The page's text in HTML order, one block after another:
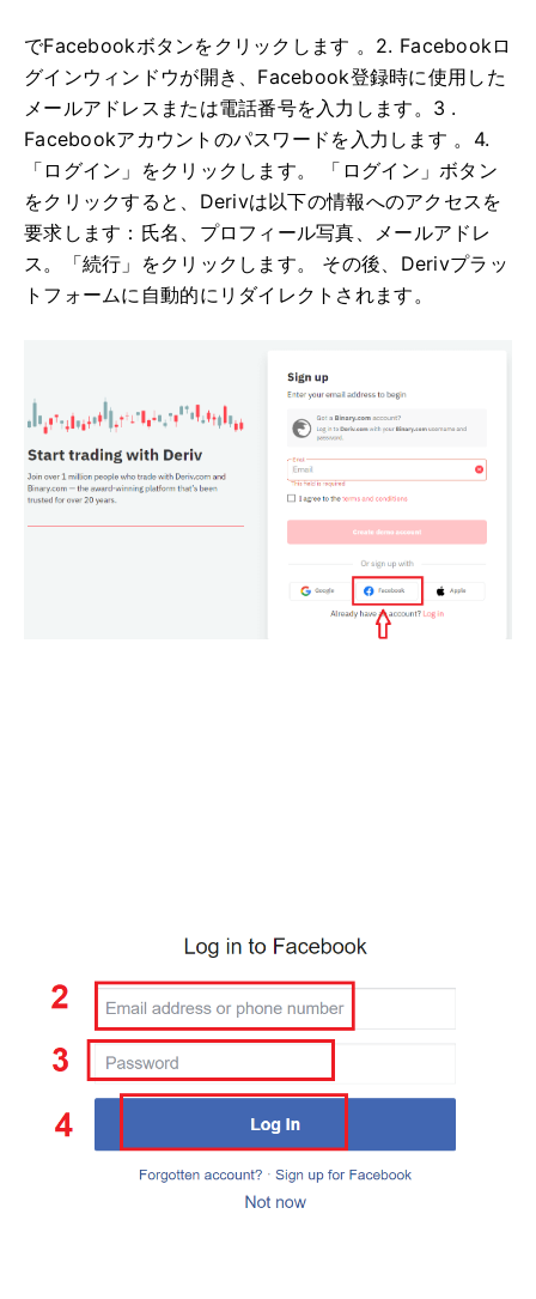
でFacebookボタンをクリックします 。2. Facebookロ
グインウィンドウが開き、Facebook登録時に使用した
メールアドレスまたは電話番号を入力します。3 .
Facebookアカウントのパスワードを入力します 。4.
「ログイン」をクリックします。
「ログイン」ボタン
をクリックすると、Derivは以下の情報へのアクセスを
要求します：氏名、プロフィール写真、メールアドレ
ス。「続行」をクリックします。
その後、Derivプラッ
トフォームに自動的にリダイレクトされます。